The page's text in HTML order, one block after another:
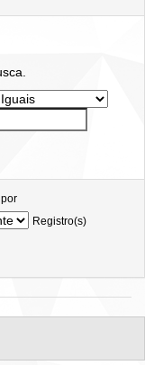
Registro(s)